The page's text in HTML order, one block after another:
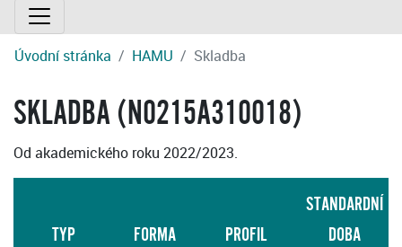
Úvodní stránka HAMU Skladba
SKLADBA (N0215A310018)
Od akademického roku 2022/2023.
TYP
FORMA
PROFIL
STANDARDNÍ
DOBA